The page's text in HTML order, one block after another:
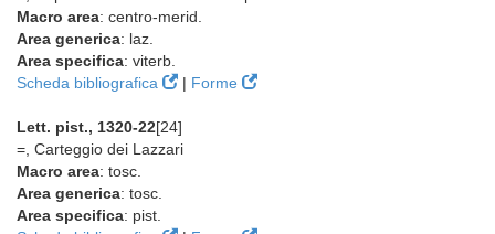
Macro area: centro-merid.
Area generica: laz.
Area specifica: viterb.
Scheda bibliografica
| Forme
Lett. pist., 1320-22[24]
=, Carteggio dei Lazzari
Macro area: tosc.
Area generica: tosc.
Area specifica: pist.